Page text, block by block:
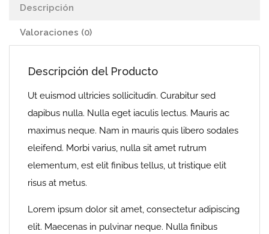
Descripción
Valoraciones (0)
Descripción del Producto
Ut euismod ultricies sollicitudin. Curabitur sed
dapibus nulla. Nulla eget iaculis lectus. Mauris ac
maximus neque. Nam in mauris quis libero sodales
eleifend. Morbi varius, nulla sit amet rutrum
elementum, est elit finibus tellus, ut tristique elit
risus at metus.
Lorem ipsum dolor sit amet, consectetur adipiscing
elit. Maecenas in pulvinar neque. Nulla finibus